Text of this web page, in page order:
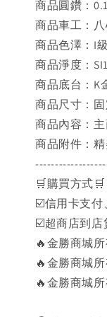
商品圓鑽：
商品車工：八
商品色澤：I
商品淨度：SI1
商品底台：K
商品尺寸：固
商品內容：
商品附件：
🛒購買方式🛒
☑️信用卡支付
☑️超商店到店
🔥金勝商城
🔥金勝商城
🔥金勝商城